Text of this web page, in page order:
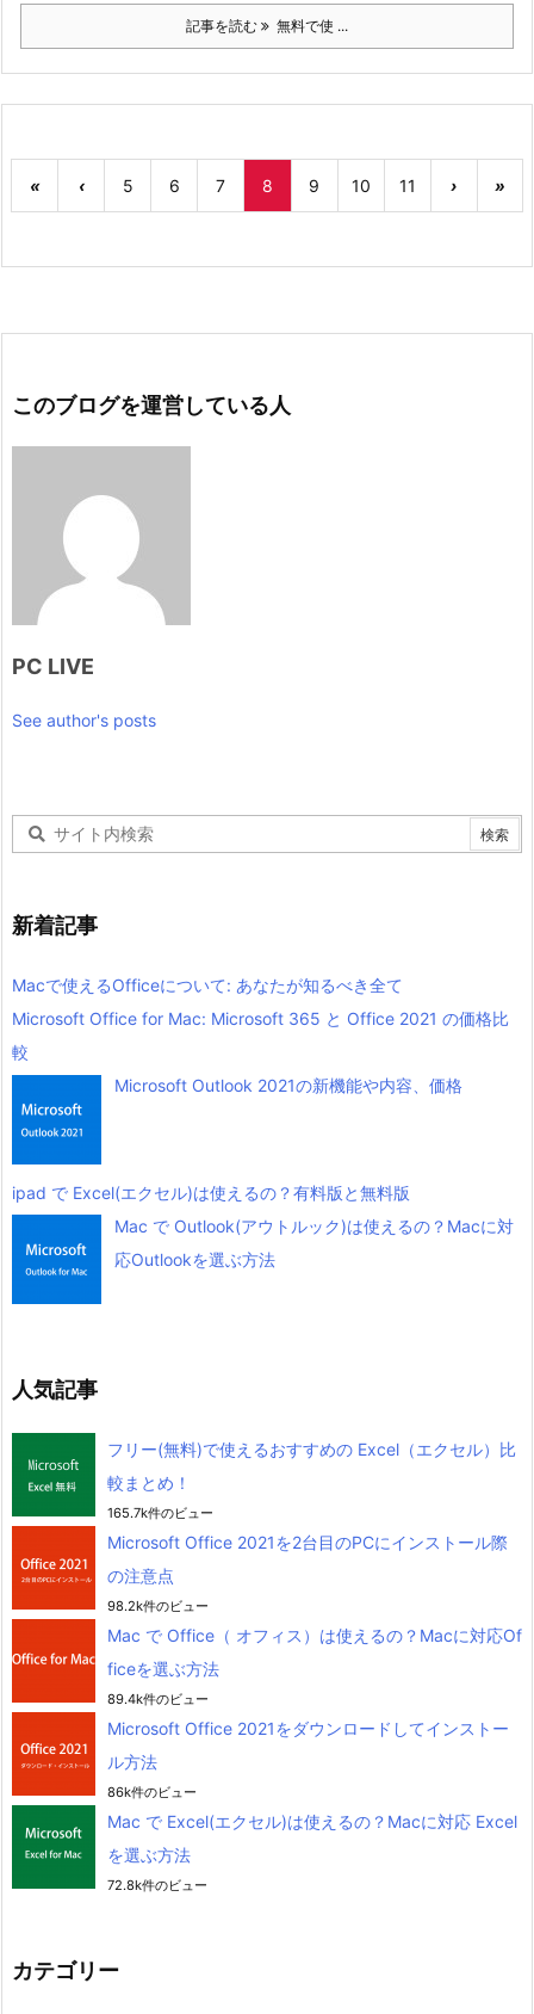
記事を読む 無料で使 ...
« ‹ 5 6 7 8 9 10 11 › »
このブログを運営している人
PC LIVE
See author's posts
新着記事
Macで使えるOfficeについて: あなたが知るべき全て
Microsoft Office for Mac: Microsoft 365 と Office 2021 の価格比
較
Microsoft Outlook 2021の新機能や内容、価格
ipad で Excel(エクセル)は使えるの？有料版と無料版
Mac で Outlook(アウトルック)は使えるの？Macに対
応Outlookを選ぶ方法
人気記事
フリー(無料)で使えるおすすめの Excel（エクセル）比
較まとめ！
165.7k件のビュー
Microsoft Office 2021を2台目のPCにインストール際
の注意点
98.2k件のビュー
Mac で Office（ オフィス）は使えるの？Macに対応Of
ficeを選ぶ方法
89.4k件のビュー
Microsoft Office 2021をダウンロードしてインストー
ル方法
86k件のビュー
Mac で Excel(エクセル)は使えるの？Macに対応 Excel
を選ぶ方法
72.8k件のビュー
カテゴリー